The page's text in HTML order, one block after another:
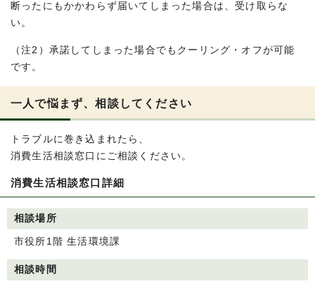
断ったにもかかわらず届いてしまった場合は、受け取らな
い。
（注2）承諾してしまった場合でもクーリング・オフが可能
です。
一人で悩まず、相談してください
トラブルに巻き込まれたら、
消費生活相談窓口にご相談ください。
消費生活相談窓口詳細
相談場所
市役所1階 生活環境課
相談時間